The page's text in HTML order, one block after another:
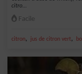
citro...
Facile
citron, jus de citron vert,